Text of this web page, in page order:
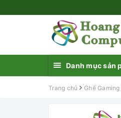
Danh mục sản
Trang chủ Ghế Gaming